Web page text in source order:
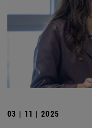
03 | 11 | 2025